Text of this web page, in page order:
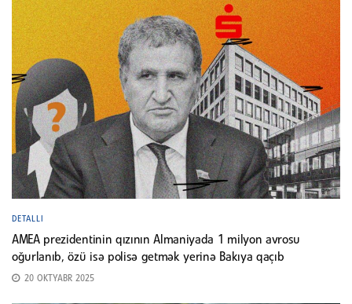
DETALLI
AMEA prezidentinin qızının Almaniyada 1 milyon avrosu
oğurlanıb, özü isə polisə getmək yerinə Bakıya qaçıb
20 OKTYABR 2025